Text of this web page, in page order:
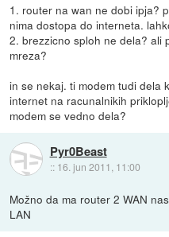
1. router na wan ne dobi ipja?
nima dostopa do interneta.
2. brezzicno sploh ne dela? ali
mreza?
in se nekaj. ti modem tudi dela
internet na racunalnikih
modem se vedno dela?
Pyr0Beast
:: 16. jun 2011, 11:00
Možno da ma router 2 WAN
LAN